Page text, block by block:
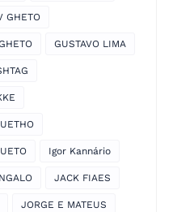
GHETO
GUSTAVO LIMA
Igor Kannário
JACK FIAES
JORGE E MATEUS